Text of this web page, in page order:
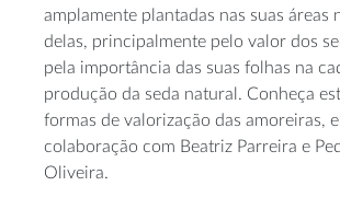
amplamente plantadas nas suas áreas
delas, principalmente pelo valor dos
pela importância das suas folhas na
produção da seda natural. Conheça
formas de valorização das amoreiras,
colaboração com Beatriz Parreira e
Oliveira.